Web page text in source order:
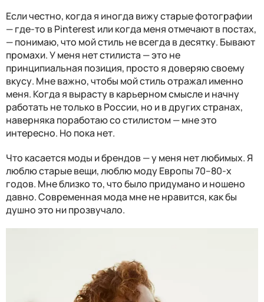
Если честно, когда я иногда вижу старые фотографии
— где-то в Pinterest или когда меня отмечают в постах,
— понимаю, что мой стиль не всегда в десятку. Бывают
промахи. У меня нет стилиста — это не
принципиальная позиция, просто я доверяю своему
вкусу. Мне важно, чтобы мой стиль отражал именно
меня. Когда я вырасту в карьерном смысле и начну
работать не только в России, но и в других странах,
наверняка поработаю со стилистом — мне это
интересно. Но пока нет.
Что касается моды и брендов — у меня нет любимых. Я
люблю старые вещи, люблю моду Европы 70–80-х
годов. Мне близко то, что было придумано и ношено
давно. Современная мода мне не нравится, как бы
душно это ни прозвучало.